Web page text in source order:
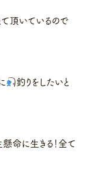
頂いているので
釣りをしたいと
命に生きる！全て